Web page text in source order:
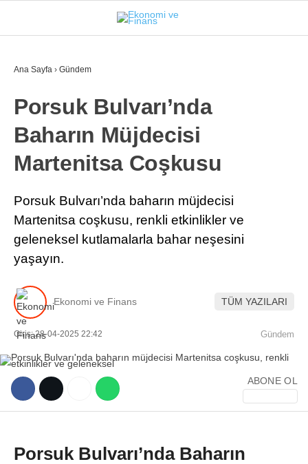
İSTANBUL
GÜNDEM
EKONOMI
FINANS
BORSA
KRIPTO
OTOMOBIL
Ana Sayfa › Gündem
Porsuk Bulvarı’nda
Baharın Müjdecisi
Martenitsa Coşkusu
Porsuk Bulvarı’nda baharın müjdecisi
Martenitsa coşkusu, renkli etkinlikler ve
geleneksel kutlamalarla bahar neşesini
yaşayın.
Ekonomi ve Finans TÜM YAZILARI
Giriş: 28-04-2025 22:42 Gündem
ABONE OL
Porsuk Bulvarı’nda Baharın